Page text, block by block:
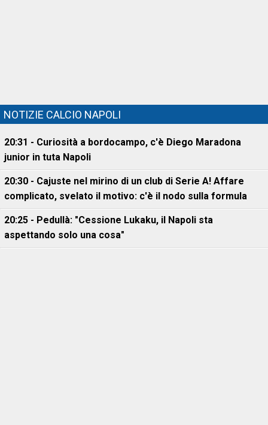
NOTIZIE CALCIO NAPOLI
20:31 - Curiosità a bordocampo, c'è Diego Maradona
junior in tuta Napoli
20:30 - Cajuste nel mirino di un club di Serie A! Affare
complicato, svelato il motivo: c'è il nodo sulla formula
20:25 - Pedullà: "Cessione Lukaku, il Napoli sta
aspettando solo una cosa"